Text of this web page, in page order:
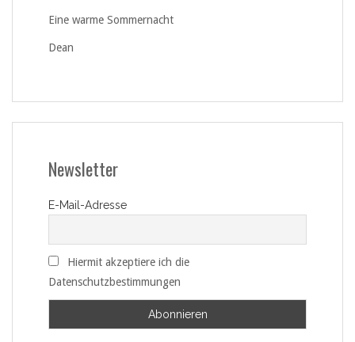
Eine warme Sommernacht
Dean
Newsletter
E-Mail-Adresse
Hiermit akzeptiere ich die
Datenschutzbestimmungen